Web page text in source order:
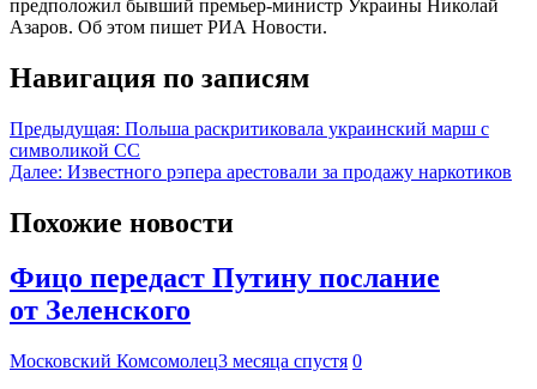
предположил бывший премьер-министр Украины Николай
Азаров. Об этом пишет РИА Новости.
Навигация по записям
Предыдущая: Польша раскритиковала украинский марш с
символикой СС
Далее: Известного рэпера арестовали за продажу наркотиков
Похожие новости
Фицо передаст Путину послание
от Зеленского
Московский Комсомолец3 месяца спустя 0